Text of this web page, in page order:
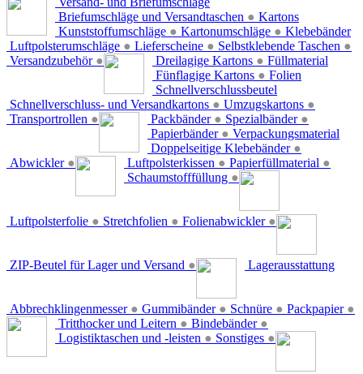
Briefumschläge und Versandtaschen ●
Kunststoffumschläge ● Kartonumschläge ●
Luftpolsterumschläge ● Lieferscheine ● Selbstklebende Taschen ●
Versandzubehör ●
Kartons
Dreilagige Kartons ●
Fünflagige Kartons ●
Schnellverschluss- und Versandkartons ● Umzugskartons ●
Transportrollen ●
Klebebänder
Packbänder ● Spezialbänder ●
Papierbänder ●
Doppelseitige Klebebänder ●
Abwickler ●
Füllmaterial
Luftpolsterkissen ● Papierfüllmaterial ●
Schaumstofffüllung ●
Folien
Luftpolsterfolie ● Stretchfolien ● Folienabwickler ●
Schnellverschlussbeutel
ZIP-Beutel für Lager und Versand ●
Verpackungsmaterial
Abbrechklingenmesser ● Gummibänder ● Schnüre ● Packpapier ●
Lagerausstattung
Tritthocker und Leitern ● Bindebänder ●
Logistiktaschen und -leisten ● Sonstiges ●